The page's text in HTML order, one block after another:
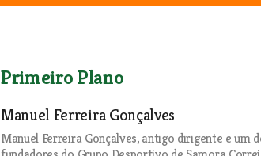
Primeiro Plano
Manuel Ferreira Gonçalves
Manuel Ferreira Gonçalves, antigo dirigente e um